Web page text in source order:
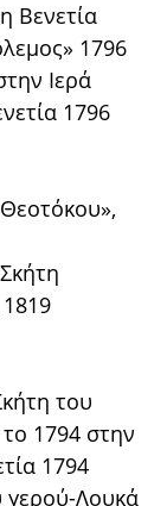
Βενετία
1796
Ιερά
1796
του
1794 στην
1794
γερού-Λουκά